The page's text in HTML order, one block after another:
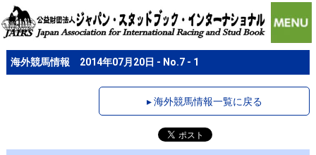
海外競馬情報 2014年07月20日 - No.7 - 1
▸ 海外競馬情報一覧に戻る